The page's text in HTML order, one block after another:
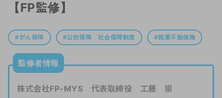
【FP監修】
がん保険 公的保険 社会保障制度 就業不能保険
監修者情報
株式会社FP-MYS 代表取締役 工藤 崇